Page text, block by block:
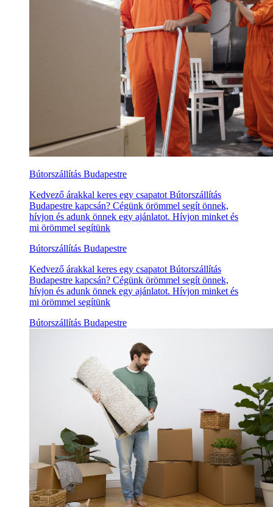
Bútorszállítás Budapestre
Kedvező árakkal keres egy csapatot Bútorszállítás
Budapestre kapcsán? Cégünk örömmel segít önnek,
hívjon és adunk önnek egy ajánlatot. Hívjon minket és
mi örömmel segítünk
Bútorszállítás Budapestre
Kedvező árakkal keres egy csapatot Bútorszállítás
Budapestre kapcsán? Cégünk örömmel segít önnek,
hívjon és adunk önnek egy ajánlatot. Hívjon minket és
mi örömmel segítünk
Bútorszállítás Budapestre